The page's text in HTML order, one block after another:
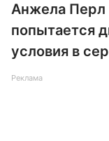
Анжела Перл
попытается
условия в
Реклама